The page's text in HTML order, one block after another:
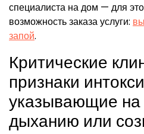
специалиста на дом — для
возможность заказа услуги:
запой.
Критические
признаки
указывающие на
дыханию или